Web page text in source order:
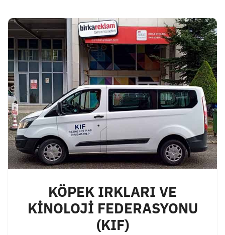
KÖPEK IRKLARI VE
KİNOLOJİ FEDERASYONU
(KIF)